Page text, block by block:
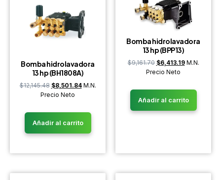
Bomba hidrolavadora
13 hp (BH1808A)
$12,145.48 $8,501.84 M.N.
Precio Neto
Añadir al carrito
Bomba hidrolavadora
13 hp (BPP13)
$9,161.70 $6,413.19 M.N.
Precio Neto
Añadir al carrito